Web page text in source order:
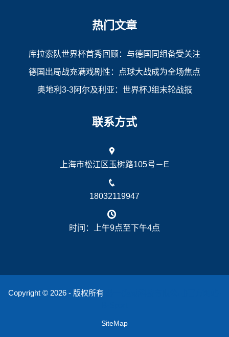
热门文章
库拉索队世界杯首秀回顾：与德国同组备受关注
德国出局战充满戏剧性：点球大战成为全场焦点
奥地利3-3阿尔及利亚：世界杯J组末轮战报
联系方式
上海市松江区玉树路105号－E
18032119947
时间：上午9点至下午4点
Copyright © 2026 - 版权所有
SiteMap